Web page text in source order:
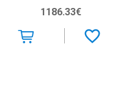
PREMIUM rāmis
1186.33€